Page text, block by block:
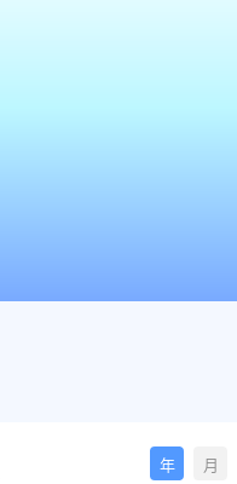
年 月